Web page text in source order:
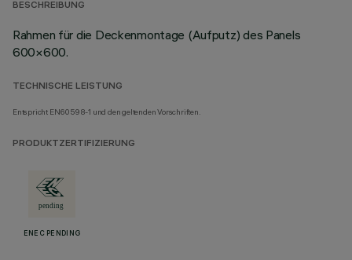
BESCHREIBUNG
Rahmen für die Deckenmontage (Aufputz) des Panels
600×600.
TECHNISCHE LEISTUNG
Entspricht EN60598-1 und den geltenden Vorschriften.
PRODUKTZERTIFIZIERUNG
ENEC PENDING